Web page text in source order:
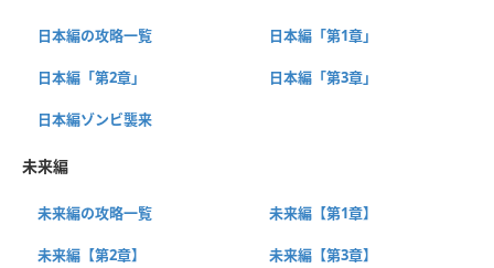
日本編の攻略一覧 日本編「第1章」
日本編「第2章」 日本編「第3章」
日本編ゾンビ襲来
未来編
未来編の攻略一覧 未来編【第1章】
未来編【第2章】 未来編【第3章】